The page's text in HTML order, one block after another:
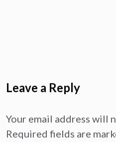
Leave a Reply
Your email address will
Required fields are